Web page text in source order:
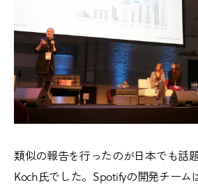
類似の報告を行ったのが日本でも話
Koch氏でした。Spotifyの開発チー